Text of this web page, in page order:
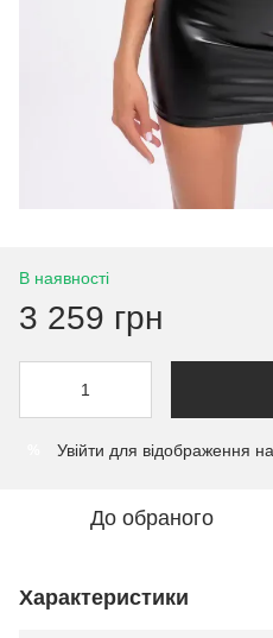
В наявності
3 259 грн
Увійти для відображення
До обраного
Характеристики